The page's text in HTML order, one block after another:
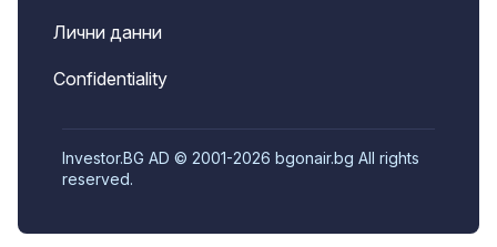
Лични данни
Confidentiality
Investor.BG AD © 2001-2026 bgonair.bg All rights
reserved.